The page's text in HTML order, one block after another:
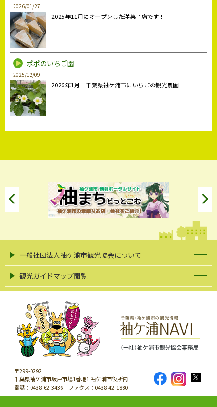
2026/01/27
2025年11月にオープンした洋菓子店です！
ポポのいちご園
2025/12/09
2026年1月 千葉県袖ケ浦市にいちごの観光農園
一般社団法人袖ケ浦市観光協会について
観光ガイドマップ閲覧
〒299-0292
千葉県袖ケ浦市坂戸市場1番地1 袖ケ浦市役所内
電話：0438-62-3436 ファクス：0438-42-1880